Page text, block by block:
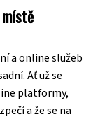
a online služeb
Ať už se
platformy,
a že se na